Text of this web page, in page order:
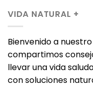
VIDA NATURAL +
Bienvenido a
compartimos
llevar una vida
con soluciones